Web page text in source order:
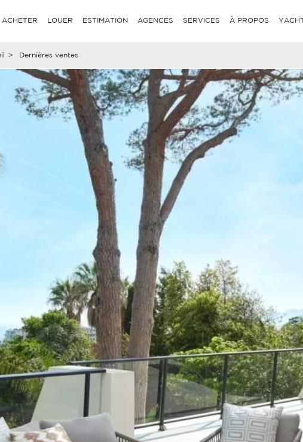
ACHETER LOUER ESTIMATION AGENCES SERVICES À PROPOS
> Dernières ventes